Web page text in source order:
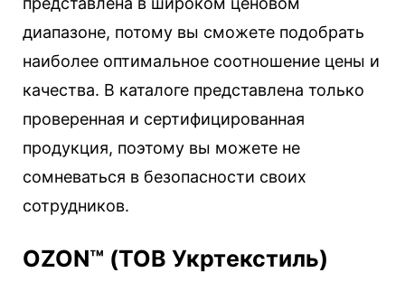
диапазоне, потому вы сможете подобрать
наиболее оптимальное соотношение цены и
качества. В каталоге представлена только
проверенная и сертифицированная
продукция, поэтому вы можете не
сомневаться в безопасности своих
сотрудников.
OZON™ (ТОВ Укртекстиль)